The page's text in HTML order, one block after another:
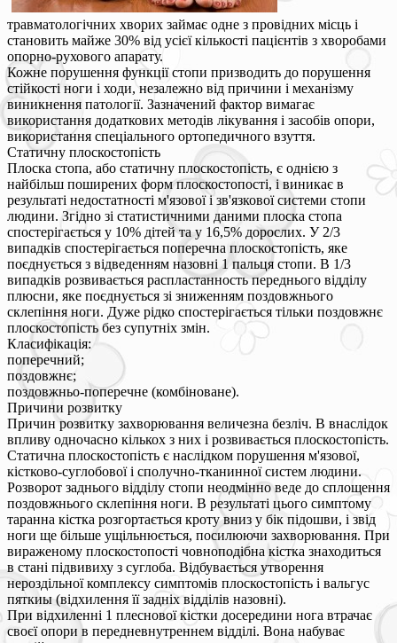
травматологічних хворих займає одне з провідних місць і
становить майже 30% від усієї кількості пацієнтів з хворобами
опорно-рухового апарату.
Кожне порушення функції стопи призводить до порушення
стійкості ноги і ходи, незалежно від причини і механізму
виникнення патології. Зазначений фактор вимагає
використання додаткових методів лікування і засобів опори,
використання спеціального ортопедичного взуття.
Статичну плоскостопість
Плоска стопа, або статичну плоскостопість, є однією з
найбільш поширених форм плоскостопості, і виникає в
результаті недостатності м'язової і зв'язкової системи стопи
людини. Згідно зі статистичними даними плоска стопа
спостерігається у 10% дітей та у 16,5% дорослих. У 2/3
випадків спостерігається поперечна плоскостопість, яке
поєднується з відведенням назовні 1 пальця стопи. В 1/3
випадків розвивається распластанность переднього відділу
плюсни, яке поєднується зі зниженням поздовжнього
склепіння ноги. Дуже рідко спостерігається тільки поздовжнє
плоскостопість без супутніх змін.
Класифікація:
поперечний;
поздовжнє;
поздовжньо-поперечне (комбіноване).
Причини розвитку
Причин розвитку захворювання величезна безліч. В внаслідок
впливу одночасно кількох з них і розвивається плоскостопість.
Статична плоскостопість є наслідком порушення м'язової,
кістково-суглобової і сполучно-тканинної систем людини.
Розворот заднього відділу стопи неодмінно веде до сплощення
поздовжнього склепіння ноги. В результаті цього симптому
таранна кістка розгортається кроту вниз у бік підошви, і звід
ноги ще більше ущільнюється, посилюючи захворювання. При
вираженому плоскостопості човноподібна кістка знаходиться
в стані підвивиху з суглоба. Відбувається утворення
нероздільної комплексу симптомів плоскостопість і вальгус
пяткиы (відхилення її задніх відділів назовні).
При відхиленні 1 плеснової кістки досередини нога втрачає
своєї опори в передневнутреннем відділі. Вона набуває